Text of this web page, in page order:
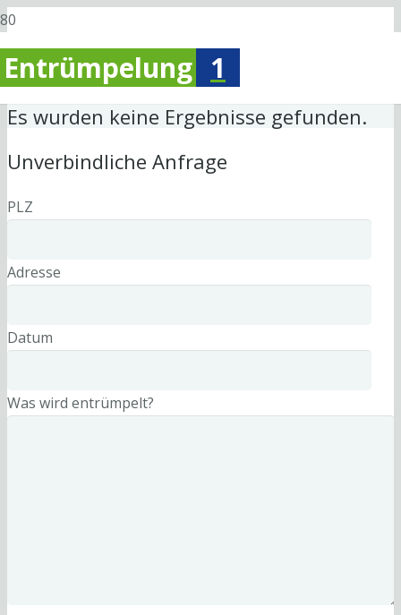
Entrümpelung 1
Es wurden keine Ergebnisse gefunden.
Unverbindliche Anfrage
PLZ
Adresse
Datum
Was wird entrümpelt?